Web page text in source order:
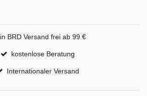
in BRD Versand frei ab 99 €
kostenlose Beratung
Internationaler Versand